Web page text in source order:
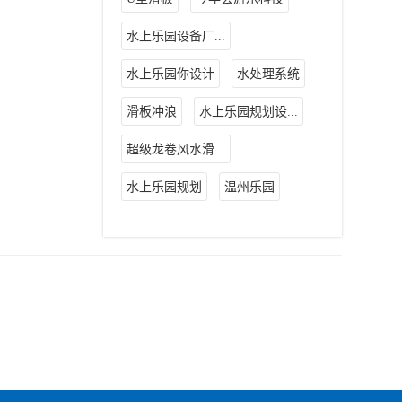
水上乐园设备厂...
水上乐园你设计 水处理系统
滑板冲浪 水上乐园规划设...
超级龙卷风水滑...
水上乐园规划 温州乐园